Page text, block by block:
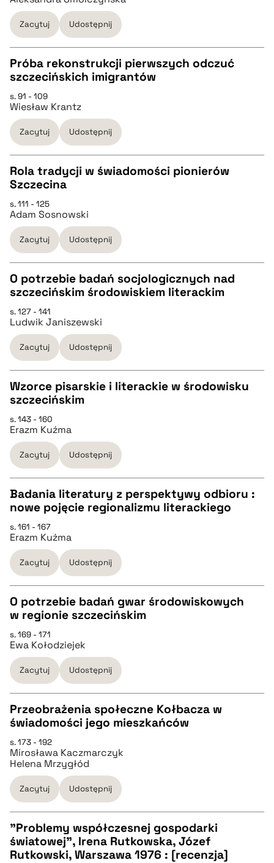
BIBTEX
pobierz cytat
Zacytuj Udostępnij
pobierz cytat
BIBTEX
Próba rekonstrukcji pierwszych odczuć
szczecińskich imigrantów
s. 91 - 109
Wiesław Krantz
Zacytuj Udostępnij
pobierz cytat
BIBTEX
Rola tradycji w świadomości pionierów
Szczecina
s. 111 - 125
Adam Sosnowski
Zacytuj Udostępnij
pobierz cytat
BIBTEX
O potrzebie badań socjologicznych nad
szczecińskim środowiskiem literackim
s. 127 - 141
Ludwik Janiszewski
Zacytuj Udostępnij
pobierz cytat
BIBTEX
pobierz cytat
Wzorce pisarskie i literackie w środowisku
szczecińskim
s. 143 - 160
Erazm Kuźma
Zacytuj Udostępnij
CZYSTY TEKST
pobierz cytat
BIBTEX
pobierz cytat
Badania literatury z perspektywy odbioru :
nowe pojęcie regionalizmu literackiego
s. 161 - 167
Erazm Kuźma
Zacytuj Udostępnij
CZYSTY TEKST
pobierz cytat
BIBTEX
O potrzebie badań gwar środowiskowych
w regionie szczecińskim
s. 169 - 171
Ewa Kołodziejek
Zacytuj Udostępnij
CZYSTY TEKST
pobierz cytat
BIBTEX
pobierz cytat
Przeobrażenia społeczne Kołbacza w
świadomości jego mieszkańców
s. 173 - 192
Mirosława Kaczmarczyk
Helena Mrzygłód
Zacytuj Udostępnij
CZYSTY TEKST
"Problemy współczesnej gospodarki
światowej", Irena Rutkowska, Józef
Rutkowski, Warszawa 1976 : [recenzja]